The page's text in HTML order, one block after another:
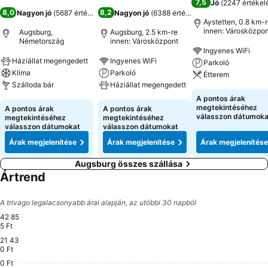
8,0 Nagyon jó (5687 értékelés)
Augsburg,
Németország
Háziállat megengedett
Klíma
Szálloda bár
A pontos árak
megtekintéséhez
válasszon dátumokat
Árak megjelenítése
8,2 Nagyon jó (6388 értékelés
Augsburg, 2.5 km-re
innen: Városközpont
Ingyenes WiFi
Parkoló
Háziállat megengedett
A pontos árak
megtekintéséhez
válasszon dátumokat
Árak megjelenítése
7,5 Jó (2247
Aystetten, 0.8 km-
innen:
Ingyenes WiFi
Parkoló
Étterem
A pontos árak
megtekintéséhez
válasszon
Árak megjelenítése
Augsburg összes szállása
Ártrend
A trivago legalacsonyabb árai alapján, az utóbbi 30 napból
42 85
5 Ft
21 43
0 Ft
0 Ft